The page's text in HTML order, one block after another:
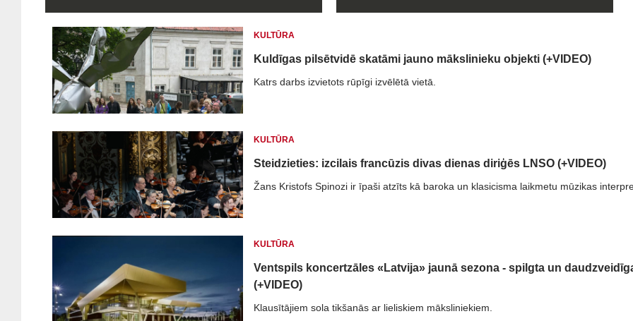
KULTŪRA
Kuldīgas pilsētvidē skatāmi jauno mākslinieku objekti (+VIDEO)
Katrs darbs izvietots rūpīgi izvēlētā vietā.
KULTŪRA
Steidzieties: izcilais francūzis divas dienas diriģēs LNSO (+VIDEO)
Žans Kristofs Spinozi ir īpaši atzīts kā baroka un klasicisma laikmetu mūzikas
KULTŪRA
Ventspils koncertzāles «Latvija» jaunā sezona - spilgta un
(+VIDEO)
Klausītājiem sola tikšanās ar lieliskiem māksliniekiem.